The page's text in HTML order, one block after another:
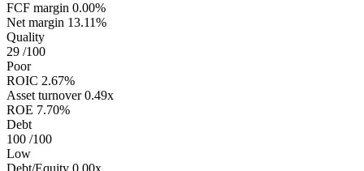
FCF margin 0.00%
Net margin 13.11%
Quality
29 /100
Poor
ROIC 2.67%
Asset turnover 0.49x
ROE 7.70%
Debt
100 /100
Low
Debt/Equity 0.00x